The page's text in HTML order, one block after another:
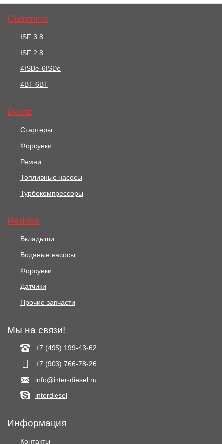
36921 руб.
Стартер / Startermotor
Cummins
ISF 3.8
ISF 2.8
4ISBe-6ISDe
4BT-6BT
Deutz
Стартеры
Форсунки
Ремни
Топливные насосы
Турбокомпрессоры
Perkins
Вкладыши
Водяные насосы
Форсунки
Датчики
Прочие запчасти
Мы на связи!
+7 (495) 199-43-62
+7 (903) 766‑78-26
info@inter-diesel.ru
interdiesel
Информация
Контакты